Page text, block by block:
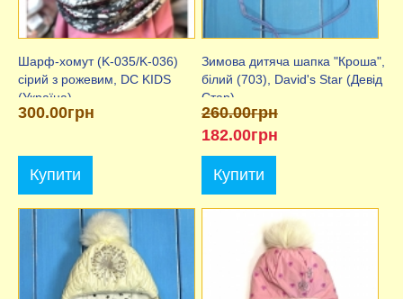
Шарф-хомут (K-035/K-036)
сірий з рожевим, DC KIDS
(Україна)
300.00грн
Купити
Зимова дитяча шапка "Кроша",
білий (703), David's Star (Девід
Стар)
260.00грн
182.00грн
Купити